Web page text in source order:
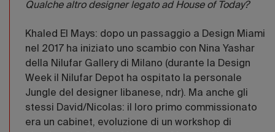
Qualche altro designer legato ad House of Today?
Khaled El Mays: dopo un passaggio a Design Miami
nel 2017 ha iniziato uno scambio con Nina Yashar
della Nilufar Gallery di Milano (durante la Design
Week il Nilufar Depot ha ospitato la personale
Jungle del designer libanese, ndr). Ma anche gli
stessi David/Nicolas: il loro primo commissionato
era un cabinet, evoluzione di un workshop di